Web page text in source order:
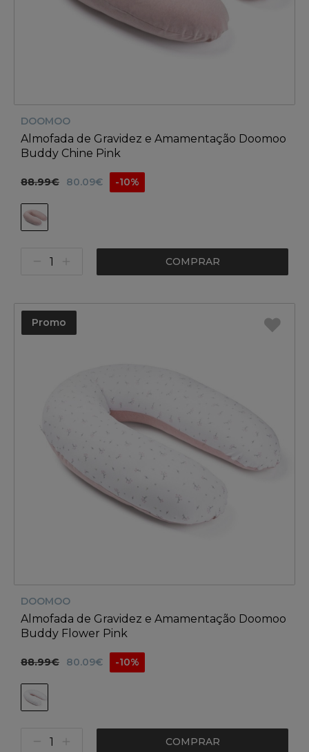
DOOMOO
Almofada de Gravidez e Amamentação Doomoo
Buddy Chine Pink
88.99€ 80.09€ -10%
COMPRAR
Promo
DOOMOO
Almofada de Gravidez e Amamentação Doomoo
Buddy Flower Pink
88.99€ 80.09€ -10%
COMPRAR